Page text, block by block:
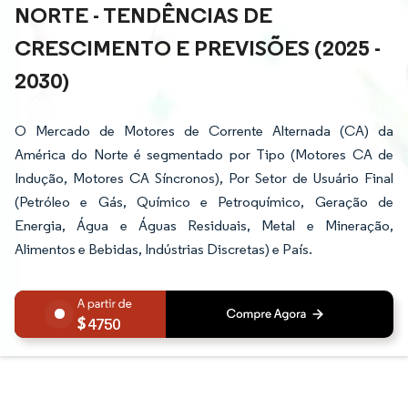
NORTE - TENDÊNCIAS DE
CRESCIMENTO E PREVISÕES (2025 -
2030)
O Mercado de Motores de Corrente Alternada (CA) da
América do Norte é segmentado por Tipo (Motores CA de
Indução, Motores CA Síncronos), Por Setor de Usuário Final
(Petróleo e Gás, Químico e Petroquímico, Geração de
Energia, Água e Águas Residuais, Metal e Mineração,
Alimentos e Bebidas, Indústrias Discretas) e País.
4750